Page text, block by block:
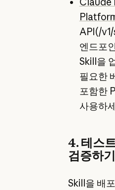
API(/
엔드포
Skill을
필요한
포함한
사용하
4. 테스
검증하기
Skill을 배